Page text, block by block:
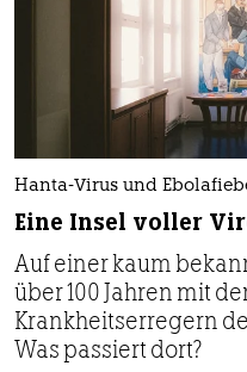
Hanta-Virus und
Eine Insel voller
Auf einer kaum
über 100 Jahren mit
Krankheitserregern
Was passiert dort?